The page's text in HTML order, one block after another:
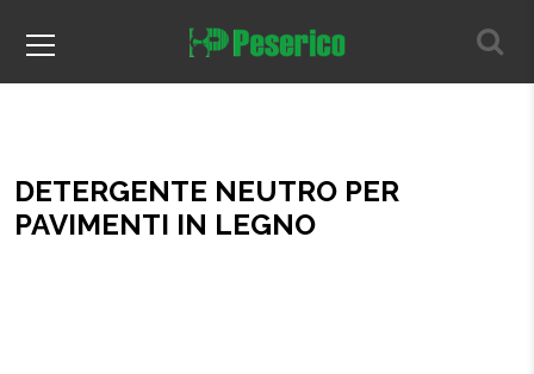
DETERGENTE NEUTRO PER
PAVIMENTI IN LEGNO